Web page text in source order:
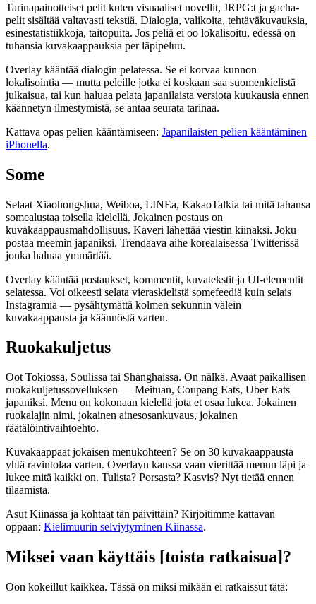
Tarinapainotteiset pelit kuten visuaaliset novellit, JRPG:t ja gacha-
pelit sisältää valtavasti tekstiä. Dialogia, valikoita, tehtäväkuvauksia,
esinestatistiikkoja, taitopuita. Jos peliä ei oo lokalisoitu, edessä on
tuhansia kuvakaappauksia per läpipeluu.
Overlay kääntää dialogin pelatessa. Se ei korvaa kunnon
lokalisointia — mutta peleille jotka ei koskaan saa suomenkielistä
julkaisua, tai kun haluaa pelata japanilaista versiota kuukausia ennen
käännetyn ilmestymistä, se antaa seurata tarinaa.
Kattava opas pelien kääntämiseen: Japanilaisten pelien kääntäminen
iPhonella.
Some
Selaat Xiaohongshua, Weiboa, LINEa, KakaoTalkia tai mitä tahansa
somealustaa toisella kielellä. Jokainen postaus on
kuvakaappausmahdollisuus. Kaveri lähettää viestin kiinaksi. Joku
postaa meemin japaniksi. Trendaava aihe korealaisessa Twitterissä
jonka haluaa ymmärtää.
Overlay kääntää postaukset, kommentit, kuvatekstit ja UI-elementit
selatessa. Voi oikeesti selata vieraskielistä somefeediä kuin selais
Instagramia — pysähtymättä kolmen sekunnin välein
kuvakaappausta ja käännöstä varten.
Ruokakuljetus
Oot Tokiossa, Soulissa tai Shanghaissa. On nälkä. Avaat paikallisen
ruokakuljetussovelluksen — Meituan, Coupang Eats, Uber Eats
japaniksi. Menu on kokonaan kielellä jota et osaa lukea. Jokainen
ruokalajin nimi, jokainen ainesosankuvaus, jokainen
räätälöintivaihtoehto.
Kuvakaappaat jokaisen menukohteen? Se on 30 kuvakaappausta
yhtä ravintolaa varten. Overlayn kanssa vaan vierittää menun läpi ja
lukee mitä kaikki on. Tulista? Porsasta? Kasvis? Nyt tietää ennen
tilaamista.
Asut Kiinassa ja kohtaat tän päivittäin? Kirjoitimme kattavan
oppaan: Kielimuurin selviytyminen Kiinassa.
Miksei vaan käyttäis [toista ratkaisua]?
Oon kokeillut kaikkea. Tässä on miksi mikään ei ratkaissut tätä: